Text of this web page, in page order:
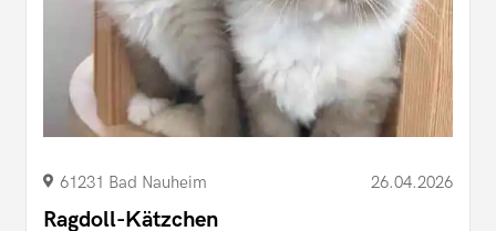
61231 Bad Nauheim 26.04.2026
Ragdoll-Kätzchen